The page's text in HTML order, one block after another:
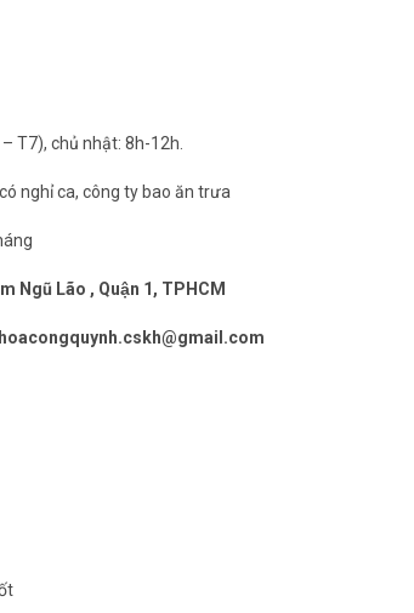
T7), chủ nhật: 8h-12h.
nghỉ ca, công ty bao ăn trưa
Ngũ Lão , Quận 1, TPHCM